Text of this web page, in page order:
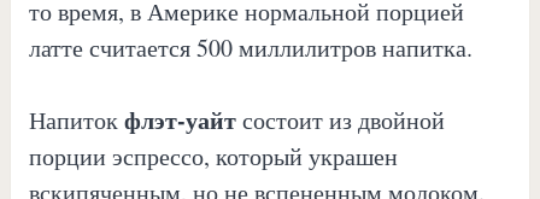
то время, в Америке нормальной порцией
латте считается 500 миллилитров напитка.
Напитокфлэт-уайтсостоит из двойной
порции эспрессо, который украшен
вскипяченным, но не вспененным молоком.